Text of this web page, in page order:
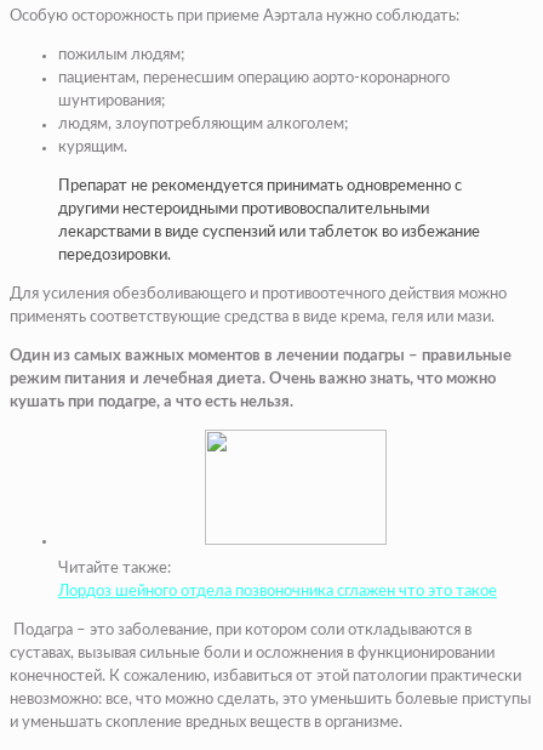
Особую осторожность при приеме Аэртала нужно соблюдать:
пожилым людям;
пациентам, перенесшим операцию аорто-коронарного
шунтирования;
людям, злоупотребляющим алкоголем;
курящим.
Препарат не рекомендуется принимать одновременно с
другими нестероидными противовоспалительными
лекарствами в виде суспензий или таблеток во избежание
передозировки.
Для усиления обезболивающего и противоотечного действия можно
применять соответствующие средства в виде крема, геля или мази.
Один из самых важных моментов в лечении подагры – правильные
режим питания и лечебная диета. Очень важно знать, что можно
кушать при подагре, а что есть нельзя.
Читайте также:
Лордоз шейного отдела позвоночника сглажен что это такое
Подагра – это заболевание, при котором соли откладываются в
суставах, вызывая сильные боли и осложнения в функционировании
конечностей. К сожалению, избавиться от этой патологии практически
невозможно: все, что можно сделать, это уменьшить болевые приступы
и уменьшать скопление вредных веществ в организме.